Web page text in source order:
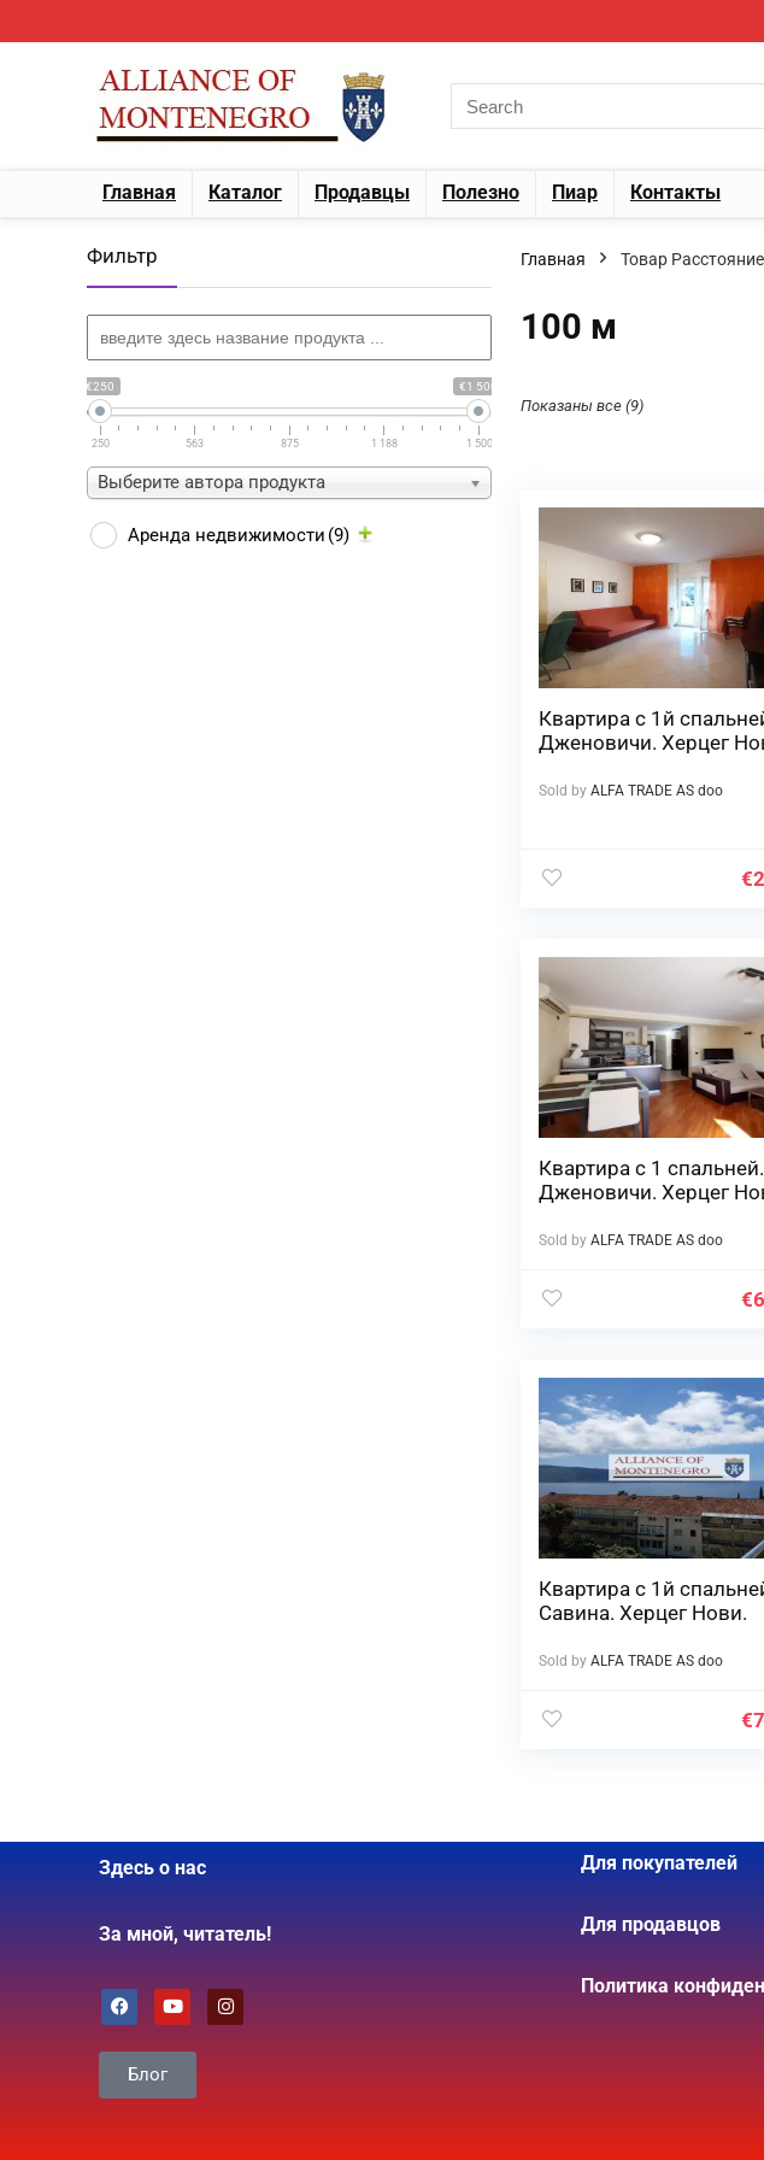
Главная Каталог Продавцы Полезно Пиар Контакты
Фильтр
€250 €1 500
250 563 875 1 188 1 500
Выберите автора продукта
Аренда недвижимости (9)
Главная Товар
100 м
Показаны все (9)
Квартира с 1й
Дженовичи. Херцег
Sold by ALFA TRADE AS doo
€
Квартира с 1 спальней.
Дженовичи. Херцег
Sold by ALFA TRADE AS doo
€
Квартира с 1й
Савина. Херцег Нови.
Sold by ALFA TRADE AS doo
€
Здесь о нас
За мной, читатель!
Блог
Для покупателей
Для продавцов
Политика